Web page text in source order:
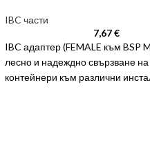
IBC части
7,67€
IBC адаптер (FEMALE към BSP
лесно и надеждно свързване
контейнери към различни